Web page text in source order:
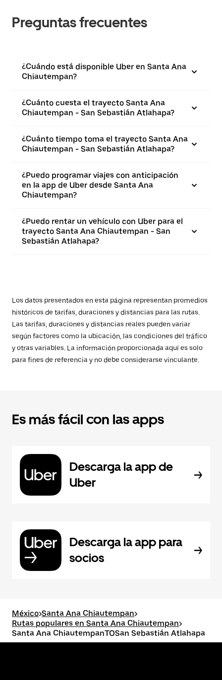
Preguntas frecuentes
¿Cuándo está disponible Uber en Santa Ana
Chiautempan?
¿Cuánto cuesta el trayecto Santa Ana
Chiautempan - San Sebastián Atlahapa?
¿Cuánto tiempo toma el trayecto Santa Ana
Chiautempan - San Sebastián Atlahapa?
¿Puedo programar viajes con anticipación
en la app de Uber desde Santa Ana
Chiautempan?
¿Puedo rentar un vehículo con Uber para el
trayecto Santa Ana Chiautempan - San
Sebastián Atlahapa?
Los datos presentados en esta página representan promedios
históricos de tarifas, duraciones y distancias para las rutas.
Las tarifas, duraciones y distancias reales pueden variar
según factores como la ubicación, las condiciones del tráfico
y otras variables. La información proporcionada aquí es solo
para fines de referencia y no debe considerarse vinculante.
Es más fácil con las apps
Descarga la app de
Uber
Descarga la app para
socios
México>Santa Ana Chiautempan>
Rutas populares en Santa Ana Chiautempan>
Santa Ana ChiautempanTOSan Sebastián Atlahapa